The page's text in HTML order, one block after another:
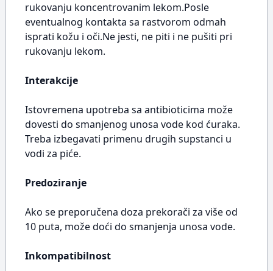
rukovanju koncentrovanim lekom.Posle
eventualnog kontakta sa rastvorom odmah
isprati kožu i oči.Ne jesti, ne piti i ne pušiti pri
rukovanju lekom.
Interakcije
Istovremena upotreba sa antibioticima može
dovesti do smanjenog unosa vode kod ćuraka.
Treba izbegavati primenu drugih supstanci u
vodi za piće.
Predoziranje
Ako se preporučena doza prekorači za više od
10 puta, može doći do smanjenja unosa vode.
Inkompatibilnost